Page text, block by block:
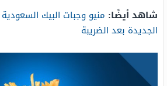
شاهد أيضًا: منيو وجبات البيك
الجديدة بعد الضريبة